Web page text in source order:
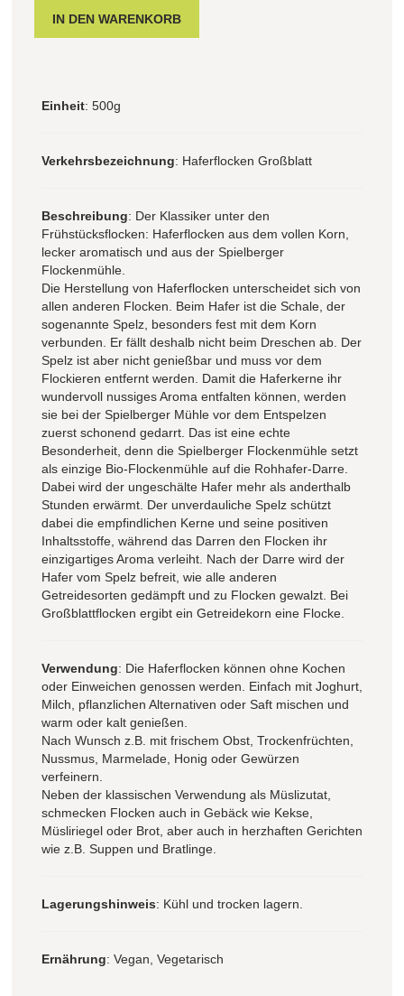
Einheit: 500g
Verkehrsbezeichnung: Haferflocken Großblatt
Beschreibung: Der Klassiker unter den
Frühstücksflocken: Haferflocken aus dem vollen Korn,
lecker aromatisch und aus der Spielberger
Flockenmühle.
Die Herstellung von Haferflocken unterscheidet sich von
allen anderen Flocken. Beim Hafer ist die Schale, der
sogenannte Spelz, besonders fest mit dem Korn
verbunden. Er fällt deshalb nicht beim Dreschen ab. Der
Spelz ist aber nicht genießbar und muss vor dem
Flockieren entfernt werden. Damit die Haferkerne ihr
wundervoll nussiges Aroma entfalten können, werden
sie bei der Spielberger Mühle vor dem Entspelzen
zuerst schonend gedarrt. Das ist eine echte
Besonderheit, denn die Spielberger Flockenmühle setzt
als einzige Bio-Flockenmühle auf die Rohhafer-Darre.
Dabei wird der ungeschälte Hafer mehr als anderthalb
Stunden erwärmt. Der unverdauliche Spelz schützt
dabei die empfindlichen Kerne und seine positiven
Inhaltsstoffe, während das Darren den Flocken ihr
einzigartiges Aroma verleiht. Nach der Darre wird der
Hafer vom Spelz befreit, wie alle anderen
Getreidesorten gedämpft und zu Flocken gewalzt. Bei
Großblattflocken ergibt ein Getreidekorn eine Flocke.
Verwendung: Die Haferflocken können ohne Kochen
oder Einweichen genossen werden. Einfach mit Joghurt,
Milch, pflanzlichen Alternativen oder Saft mischen und
warm oder kalt genießen.
Nach Wunsch z.B. mit frischem Obst, Trockenfrüchten,
Nussmus, Marmelade, Honig oder Gewürzen
verfeinern.
Neben der klassischen Verwendung als Müslizutat,
schmecken Flocken auch in Gebäck wie Kekse,
Müsliriegel oder Brot, aber auch in herzhaften Gerichten
wie z.B. Suppen und Bratlinge.
Lagerungshinweis: Kühl und trocken lagern.
Ernährung: Vegan, Vegetarisch